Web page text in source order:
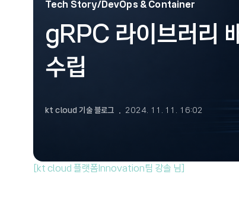
Tech Story/DevOps & Container
gRPC 라이브러리
수립
kt cloud 기술 블로그 2024. 11. 11. 16:02
[kt cloud 플랫폼Innovation팀 강솔 님]